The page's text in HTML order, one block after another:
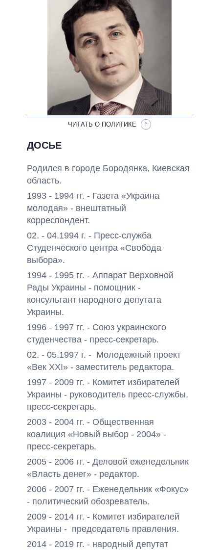
НЕВЫПОЛНЕННЫЕ ОБЕЩАНИЯ
ОБЕЩАНИЯ В ПРОЦЕССЕ
ВСЕ ОБЕЩАНИЯ
АРХИВНЫЕ ОБЕЩАНИЯ
ЧИТАТЬ О ПОЛИТИКЕ
ДОСЬЕ
Родился в городе Бородянка, Киевская
область.
1993 - 1994 гг. - Газета «Украина
молодая» - внештатный
корреспондент.
02. - 04.1994 г. - Пресс-служба
Студенческого центра «Свобода
выбора».
1994 - 1995 гг. - Аппарат Верховной
Рады Украины - помощник -
консультант народного депутата
Украины.
1996 - 1997 гг. - Союз украинского
студенчества - пресс-секретарь.
02. - 05.1997 г. - Молодежный проект
«Век XXI» - заместитель редактора.
1997 - 2009 гг. - Комитет избирателей
Украины - руководитель пресс-службы,
пресс-секретарь.
2003 - 2004 гг. - Общественная
коалиция «Новый выбор - 2004» -
пресс-секретарь.
2005 - 2006 гг. - Деловой еженедельник
«Власть денег» - редактор.
2006 - 2007 гг. - Еженедельник «Фокус»
- политический обозреватель.
2009 - 2014 гг. - Комитет избирателей
Украины - председатель правления.
2014 - 2019 гг. - народный депутат